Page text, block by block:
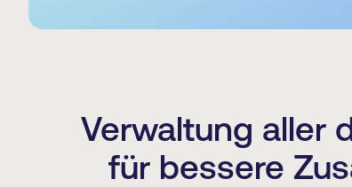
Verwaltung aller
für bessere